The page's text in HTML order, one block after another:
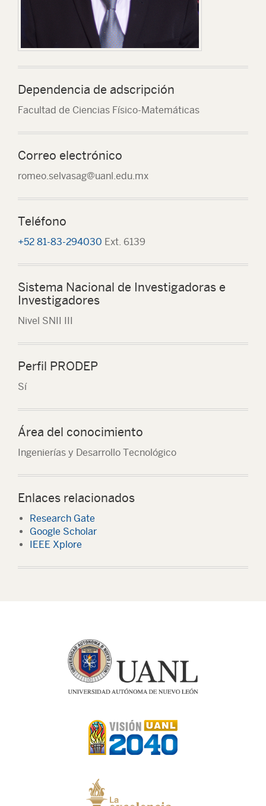
Dependencia de adscripción
Facultad de Ciencias Físico-Matemáticas
Correo electrónico
romeo.selvasag@uanl.edu.mx
Teléfono
+52 81-83-294030 Ext. 6139
Sistema Nacional de Investigadoras e
Investigadores
Nivel SNII III
Perfil PRODEP
Sí
Área del conocimiento
Ingenierías y Desarrollo Tecnológico
Enlaces relacionados
Research Gate
Google Scholar
IEEE Xplore